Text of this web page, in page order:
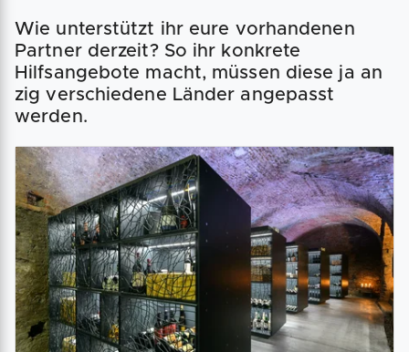
Wie unterstützt ihr eure vorhandenen
Partner derzeit? So ihr konkrete
Hilfsangebote macht, müssen diese ja an
zig verschiedene Länder angepasst
werden.